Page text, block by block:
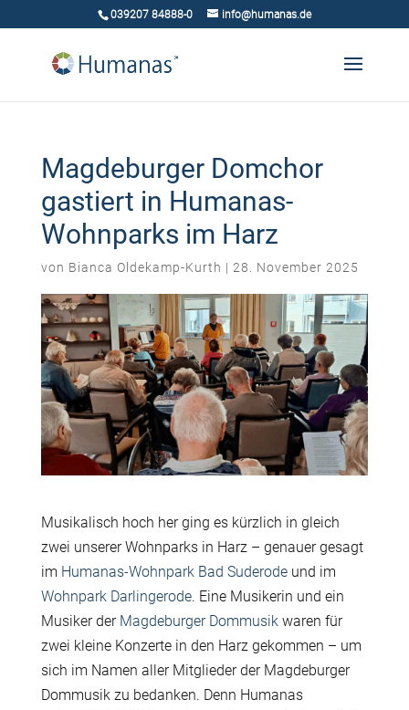
039207 84888-0 info@humanas.de
Magdeburger Domchor
gastiert in Humanas-
Wohnparks im Harz
von Bianca Oldekamp-Kurth | 28. November 2025
Musikalisch hoch her ging es kürzlich in gleich
zwei unserer Wohnparks in Harz – genauer gesagt
im Humanas-Wohnpark Bad Suderodeund im
Wohnpark Darlingerode. Eine Musikerin und ein
Musiker der Magdeburger Dommusikwaren für
zwei kleine Konzerte in den Harz gekommen – um
sich im Namen aller Mitglieder der Magdeburger
Dommusik zu bedanken. Denn Humanas